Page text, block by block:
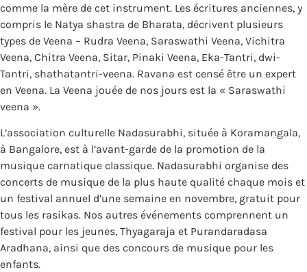
comme la mère de cet instrument. Les écritures anciennes, y
compris le Natya shastra de Bharata, décrivent plusieurs
types de Veena – Rudra Veena, Saraswathi Veena, Vichitra
Veena, Chitra Veena, Sitar, Pinaki Veena, Eka-Tantri, dwi-
Tantri, shathatantri-veena. Ravana est censé être un expert
en Veena. La Veena jouée de nos jours est la « Saraswathi
veena ».
L’association culturelle Nadasurabhi, située à Koramangala,
à Bangalore, est à l’avant-garde de la promotion de la
musique carnatique classique. Nadasurabhi organise des
concerts de musique de la plus haute qualité chaque mois et
un festival annuel d’une semaine en novembre, gratuit pour
tous les rasikas. Nos autres événements comprennent un
festival pour les jeunes, Thyagaraja et Purandaradasa
Aradhana, ainsi que des concours de musique pour les
enfants.